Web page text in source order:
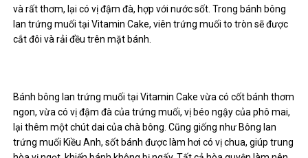
và rất thơm, lại có vị đậm đà, hợp với nước sốt. Trong bánh bông
lan trứng muối tại Vitamin Cake, viên trứng muối to tròn sẽ được
cắt đôi và rải đều trên mặt bánh.
Bánh bông lan trứng muối tại Vitamin Cake vừa có cốt bánh thơm
ngon, vừa có vị đậm đà của trứng muối, vị béo ngậy của phô mai,
lại thêm một chút dai của chà bông. Cũng giống như Bông lan
trứng muối Kiều Anh, sốt bánh được làm hơi có vị chua, giúp trung